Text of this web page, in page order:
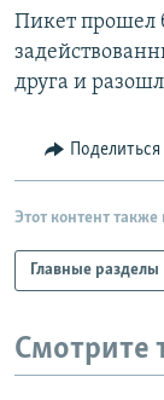
Пикет прошел
друга и
Поделиться
Этот контент также
Главные разделы
Смотрите